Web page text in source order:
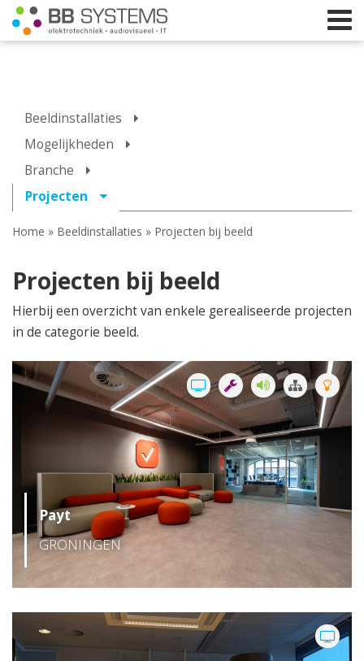
Geluid
Elektrotechniek
IT
Webshop
050 – 54 91 662
Route
Beeldinstallaties
Mogelijkheden
Branche
Projecten
Home » Beeldinstallaties » Projecten bij beeld
Projecten bij beeld
Hierbij een overzicht van enkele gerealiseerde projecten
in de categorie beeld.
Payt
GRONINGEN